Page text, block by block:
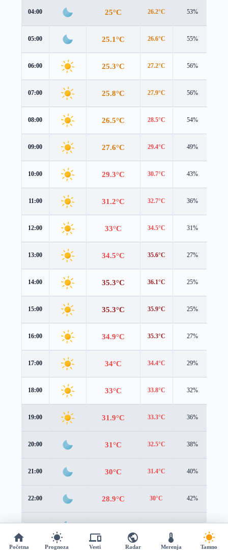
04:00 25°C 26.2°C 53%
05:00 25.1°C 26.6°C 55%
06:00 25.3°C 27.2°C 56%
07:00 25.8°C 27.9°C 56%
08:00 26.5°C 28.5°C 54%
09:00 27.6°C 29.4°C 49%
10:00 29.3°C 30.7°C 43%
11:00 31.2°C 32.7°C 36%
12:00 33°C 34.5°C 31%
13:00 34.5°C 35.6°C 27%
14:00 35.3°C 36.1°C 25%
15:00 35.3°C 35.9°C 25%
16:00 34.9°C 35.3°C 27%
17:00 34°C 34.4°C 29%
18:00 33°C 33.8°C 32%
19:00 31.9°C 33.3°C 36%
20:00 31°C 32.5°C 38%
21:00 30°C 31.4°C 40%
22:00 28.9°C 30°C 42%
23:00 27.6°C 28.5°C 44% 1.1
Početna Prognoza Vesti Radar Merenja Tamno